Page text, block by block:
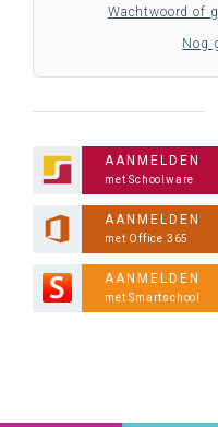
Wachtwoord of
Nog
AANMELDEN
met Schoolware
AANMELDEN
met Office 365
AANMELDEN
met Smartschool